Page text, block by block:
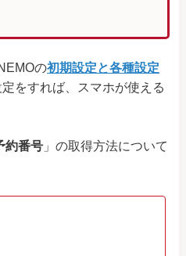
の初期設定と各種設定
をすれば、スマホが使える
約番号 」の取得方法について